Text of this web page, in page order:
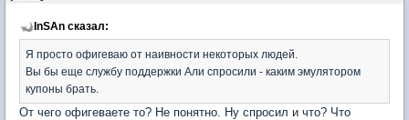
InSAn сказал:
Я просто офигеваю от наивности некоторых людей.
Вы бы еще службу поддержки Али спросили - каким эмулятором
купоны брать.
От чего офигеваете то? Не понятно. Ну спросил и что? Что